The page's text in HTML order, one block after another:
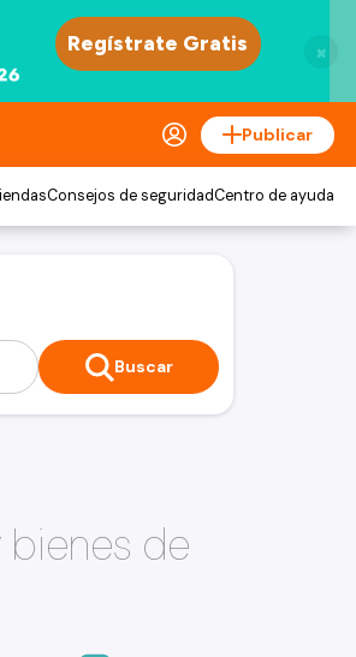
×
Publicar
Consejos de seguridadCentro de ayuda
Buscar
de